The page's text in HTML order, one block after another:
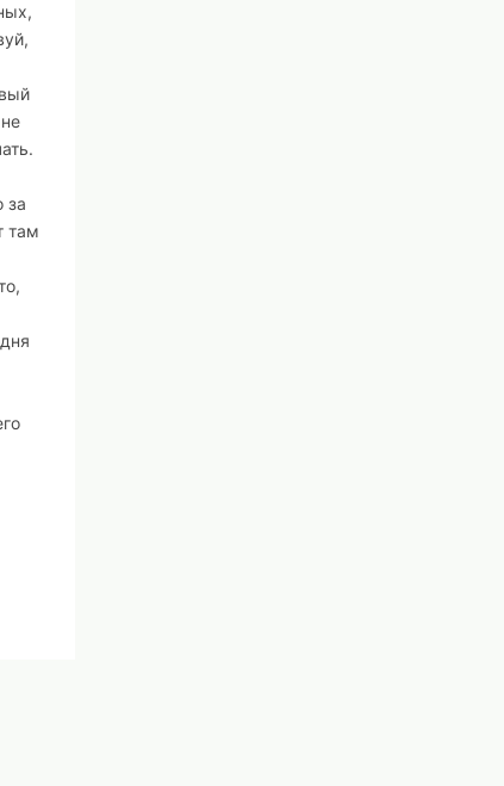
за
там